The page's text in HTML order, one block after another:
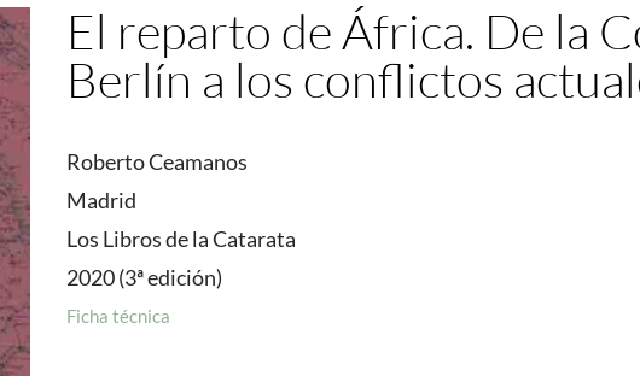
El reparto de África. De la
Berlín a los conflictos
Roberto Ceamanos
Madrid
Los Libros de la Catarata
2020 (3ª edición)
Ficha técnica